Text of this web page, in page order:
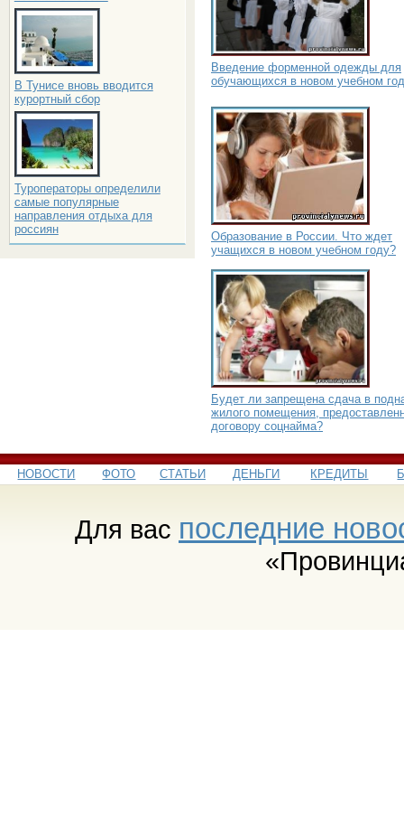
В Тунисе вновь вводится
курортный сбор
Туроператоры определили
самые популярные
направления отдыха для
россиян
Введение форменной одежды для
обучающихся в новом учебном
Образование в России. Что ждет
учащихся в новом учебном году?
Будет ли запрещена сдача в
жилого помещения,
договору соцнайма?
НОВОСТИ ФОТО СТАТЬИ ДЕНЬГИ КРЕДИТЫ
Для вас последние